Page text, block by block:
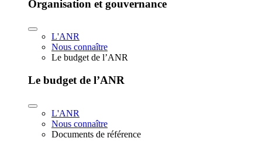
Organisation et gouvernance
L'ANR
Nous connaître
Le budget de l’ANR
Le budget de l’ANR
L'ANR
Nous connaître
Documents de référence